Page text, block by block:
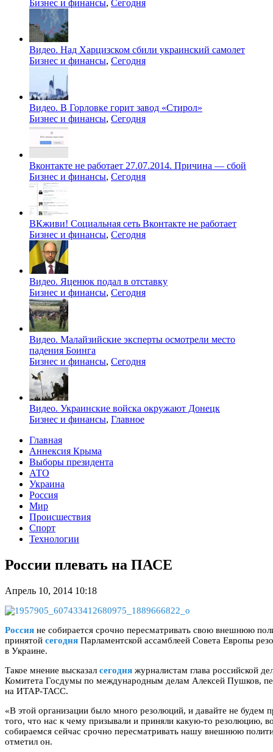
Бизнес и финансы, Сегодня
Видео. Над Харцизском сбили украинский самолет
Бизнес и финансы, Сегодня
Видео. В Горловке горит завод «Стирол»
Бизнес и финансы, Сегодня
Вконтакте не работает 27.07.2014. Причина — сбой
Бизнес и финансы, Сегодня
ВКживи! Социальная сеть Вконтакте не работает
Бизнес и финансы, Сегодня
Видео. Яценюк подал в отставку
Бизнес и финансы, Сегодня
Видео. Малайзийские эксперты осмотрели место
падения Боинга
Бизнес и финансы, Сегодня
Видео. Украинские войска окружают Донецк
Бизнес и финансы, Главное
Главная
Аннексия Крыма
Выборы президента
АТО
Украина
Россия
Мир
Происшествия
Спорт
Технологии
России плевать на ПАСЕ
Апрель 10, 2014 10:18
Россия не собирается срочно пересматривать свою внешнюю
принятой сегодня Парламентской ассамблеей Совета Европы
в Украине.
Такое мнение высказал сегодня журналистам глава российской
Комитета Госдумы по международным делам Алексей Пушков,
на ИТАР-ТАСС.
«В этой организации было много резолюций, и давайте не будем
того, что нас к чему призывали и приняли какую-то резолюцию,
собираемся сейчас срочно пересматривать нашу внешнюю
отметил он.